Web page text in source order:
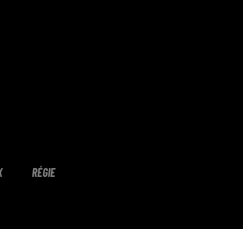
RÉGIE